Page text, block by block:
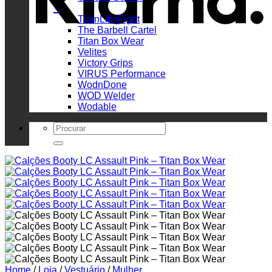
_
TrainLikeFight
The Barbell Cartel
Titan Box Wear
Velites
Victory Grips
VIRUS Performance
WodnDone
WOD Welder
Wodable
Search
for:
Home / Loja / Vestuário / Mulher